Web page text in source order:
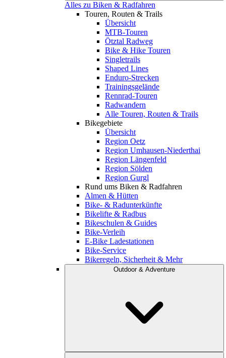
Alles zu Biken & Radfahren
Touren, Routen & Trails
Übersicht
MTB-Touren
Ötztal Radweg
Bike & Hike Touren
Singletrails
Shaped Lines
Enduro-Strecken
Trainingsgelände
Rennrad-Touren
Radwandern
Alle Touren, Routen & Trails
Bikegebiete
Übersicht
Region Oetz
Region Umhausen-Niederthai
Region Längenfeld
Region Sölden
Region Gurgl
Rund ums Biken & Radfahren
Almen & Hütten
Bike- & Radunterkünfte
Bikelifte & Radbus
Bikeschulen & Guides
Bike-Verleih
E-Bike Ladestationen
Bike-Service
Bikeregeln, Sicherheit & Mehr
Outdoor & Adventure